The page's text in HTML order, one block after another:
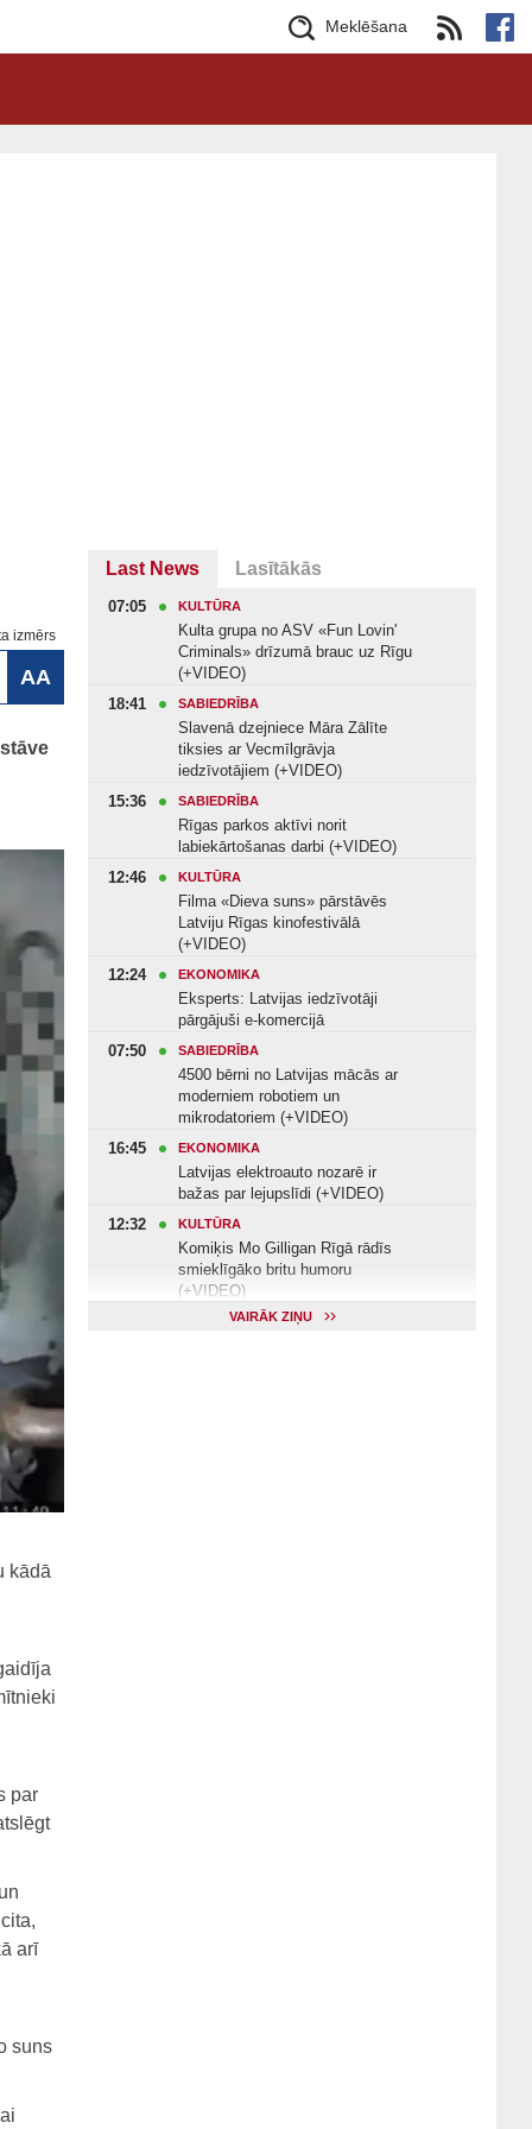
Meklēšana
izmērs
AA
kādā
par
arī
suns
Last News Lasītākās
07:05 KULTŪRA
Kulta grupa no ASV «Fun Lovin'
Criminals» drīzumā brauc uz Rīgu
(+VIDEO)
18:41
SABIEDRĪBA
Slavenā dzejniece Māra Zālīte
tiksies ar Vecmīlgrāvja
iedzīvotājiem (+VIDEO)
15:36
SABIEDRĪBA
Rīgas parkos aktīvi norit
labiekārtošanas darbi (+VIDEO)
12:46
KULTŪRA
Filma «Dieva suns» pārstāvēs
Latviju Rīgas kinofestivālā
(+VIDEO)
12:24
EKONOMIKA
Eksperts: Latvijas iedzīvotāji
pārgājuši e-komercijā
07:50
SABIEDRĪBA
4500 bērni no Latvijas mācās ar
moderniem robotiem un
mikrodatoriem (+VIDEO)
16:45
EKONOMIKA
Latvijas elektroauto nozarē ir
bažas par lejupslīdi (+VIDEO)
12:32
KULTŪRA
Komiķis Mo Gilligan Rīgā rādīs
smieklīgāko britu humoru
(+VIDEO)
VESELĪBAVAIRĀK ZIŅU